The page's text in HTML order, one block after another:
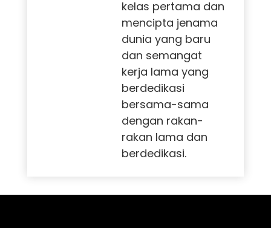
kelas pertama dan
mencipta jenama
dunia yang baru
dan semangat
kerja lama yang
berdedikasi
bersama-sama
dengan rakan-
rakan lama dan
berdedikasi.